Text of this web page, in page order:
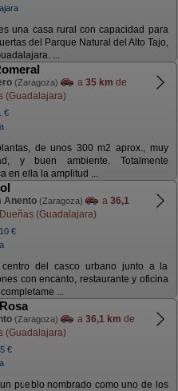
una casa rural con capacidad para
del Parque Natural del Alto Tajo,
...
(Zaragoza) a 35 km de
(Guadalajara)
€
de unos 300 m2 aprox., muy
y buen ambiente. Totalmente
en ella la amplitud ...
Anento (Zaragoza) a 36,1
(Guadalajara)
€
del casco urbano junto a la
con encanto, restaurante y oficina
...
(Zaragoza) a 36,1 km de
(Guadalajara)
€
pueblo nombrado como uno de los